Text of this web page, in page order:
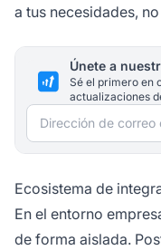
a tus necesidades,
Únete a
Sé el primero en
actualizaciones
Dirección de
Ecosistema de
En el entorno
de forma aislada.